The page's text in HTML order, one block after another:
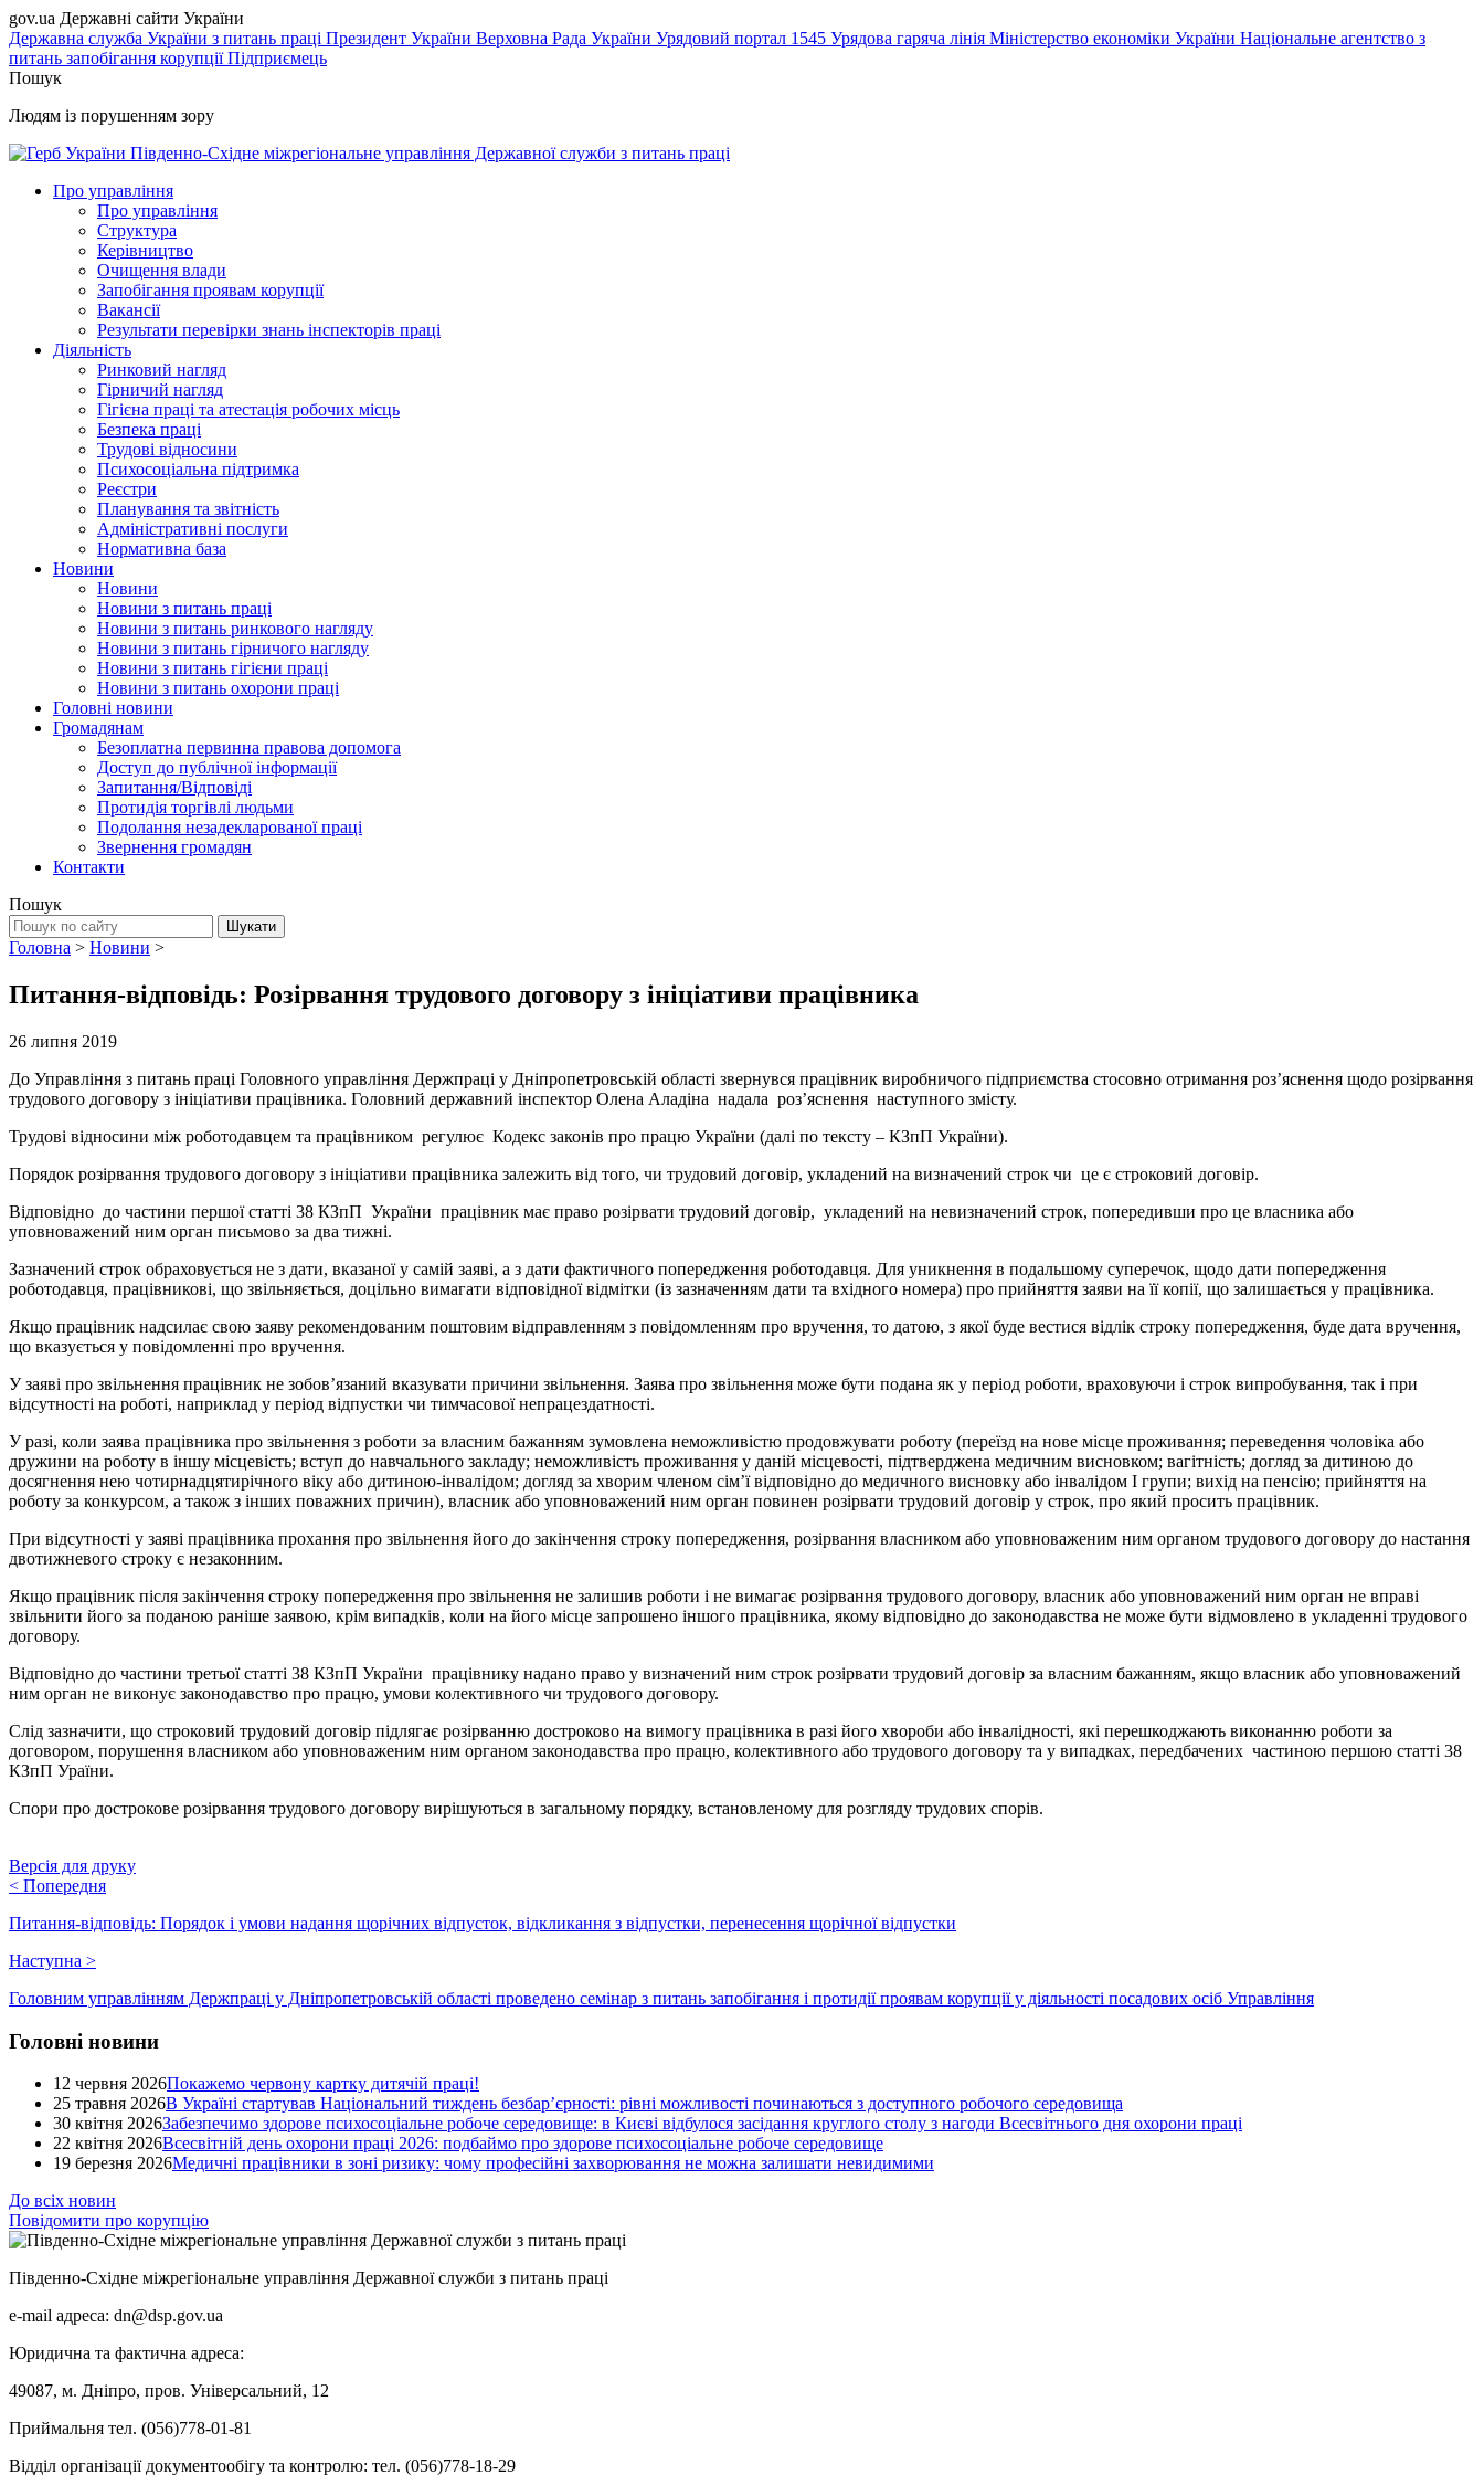
gov.ua Державні сайти України
Державна служба України з питань праці Президент України Верховна Рада України Урядовий портал 1545 Урядова гаряча лінія Міністерство економіки України Національне агентство з
питань запобігання корупціїПідприємець
Пошук
Людям із порушенням зору
Південно-Східне міжрегіональне управління Державної служби з питань праці
Про управління
Про управління
Структура
Керівництво
Очищення влади
Запобігання проявам корупції
Вакансії
Результати перевірки знань інспекторів праці
Діяльність
Ринковий нагляд
Гірничий нагляд
Гігієна праці та атестація робочих місць
Безпека праці
Трудові відносини
Психосоціальна підтримка
Реєстри
Планування та звітність
Адміністративні послуги
Нормативна база
Новини
Новини
Новини з питань праці
Новини з питань ринкового нагляду
Новини з питань гірничого нагляду
Новини з питань гігієни праці
Новини з питань охорони праці
Головні новини
Громадянам
Безоплатна первинна правова допомога
Доступ до публічної інформації
Запитання/Відповіді
Протидія торгівлі людьми
Подолання незадекларованої праці
Звернення громадян
Контакти
Пошук
Головна > Новини >
Питання-відповідь: Розірвання трудового договору з ініціативи працівника
26 липня 2019
До Управління з питань праці Головного управління Держпраці у Дніпропетровській області звернувся працівник виробничого підприємства стосовно отримання роз’яснення щодо розірвання
трудового договору з ініціативи працівника. Головний державний інспектор Олена Аладіна надала роз’яснення наступного змісту.
Трудові відносини між роботодавцем та працівником регулює Кодекс законів про працю України (далі по тексту – КЗпП України).
Порядок розірвання трудового договору з ініціативи працівника залежить від того, чи трудовий договір, укладений на визначений строк чи це є строковий договір.
Відповідно до частини першої статті 38 КЗпП України працівник має право розірвати трудовий договір, укладений на невизначений строк, попередивши про це власника або
уповноважений ним орган письмово за два тижні.
Зазначений строк обраховується не з дати, вказаної у самій заяві, а з дати фактичного попередження роботодавця. Для уникнення в подальшому суперечок, щодо дати попередження
роботодавця, працівникові, що звільняється, доцільно вимагати відповідної відмітки (із зазначенням дати та вхідного номера) про прийняття заяви на її копії, що залишається у працівника.
Якщо працівник надсилає свою заяву рекомендованим поштовим відправленням з повідомленням про вручення, то датою, з якої буде вестися відлік строку попередження, буде дата вручення,
що вказується у повідомленні про вручення.
У заяві про звільнення працівник не зобов’язаний вказувати причини звільнення. Заява про звільнення може бути подана як у період роботи, враховуючи і строк випробування, так і при
відсутності на роботі, наприклад у період відпустки чи тимчасової непрацездатності.
У разі, коли заява працівника про звільнення з роботи за власним бажанням зумовлена неможливістю продовжувати роботу (переїзд на нове місце проживання; переведення чоловіка або
дружини на роботу в іншу місцевість; вступ до навчального закладу; неможливість проживання у даній місцевості, підтверджена медичним висновком; вагітність; догляд за дитиною до
досягнення нею чотирнадцятирічного віку або дитиною-інвалідом; догляд за хворим членом сім’ї відповідно до медичного висновку або інвалідом I групи; вихід на пенсію; прийняття на
роботу за конкурсом, а також з інших поважних причин), власник або уповноважений ним орган повинен розірвати трудовий договір у строк, про який просить працівник.
При відсутності у заяві працівника прохання про звільнення його до закінчення строку попередження, розірвання власником або уповноваженим ним органом трудового договору до настання
двотижневого строку є незаконним.
Якщо працівник після закінчення строку попередження про звільнення не залишив роботи і не вимагає розірвання трудового договору, власник або уповноважений ним орган не вправі
звільнити його за поданою раніше заявою, крім випадків, коли на його місце запрошено іншого працівника, якому відповідно до законодавства не може бути відмовлено в укладенні трудового
договору.
Відповідно до частини третьої статті 38 КЗпП України працівнику надано право у визначений ним строк розірвати трудовий договір за власним бажанням, якщо власник або уповноважений
ним орган не виконує законодавство про працю, умови колективного чи трудового договору.
Слід зазначити, що строковий трудовий договір підлягає розірванню достроково на вимогу працівника в разі його хвороби або інвалідності, які перешкоджають виконанню роботи за
договором, порушення власником або уповноваженим ним органом законодавства про працю, колективного або трудового договору та у випадках, передбачених частиною першою статті 38
КЗпП Ураїни.
Спори про дострокове розірвання трудового договору вирішуються в загальному порядку, встановленому для розгляду трудових спорів.
Версія для друку
< Попередня
Питання-відповідь: Порядок і умови надання щорічних відпусток, відкликання з відпустки, перенесення щорічної відпустки
Наступна >
Головним управлінням Держпраці у Дніпропетровській області проведено семінар з питань запобігання і протидії проявам корупції у діяльності посадових осіб Управління
Головні новини
12 червня 2026Покажемо червону картку дитячій праці!
25 травня 2026В Україні стартував Національний тиждень безбар’єрності: рівні можливості починаються з доступного робочого середовища
30 квітня 2026Забезпечимо здорове психосоціальне робоче середовище: в Києві відбулося засідання круглого столу з нагоди Всесвітнього дня охорони праці
22 квітня 2026Всесвітній день охорони праці 2026: подбаймо про здорове психосоціальне робоче середовище
19 березня 2026Медичні працівники в зоні ризику: чому професійні захворювання не можна залишати невидимими
До всіх новин
Повідомити про корупцію
Південно-Східне міжрегіональне управління Державної служби з питань праці
e-mail адреса: dn@dsp.gov.ua
Юридична та фактична адреса:
49087, м. Дніпро, пров. Універсальний, 12
Приймальня тел. (056)778-01-81
Відділ організації документообігу та контролю: тел. (056)778-18-29